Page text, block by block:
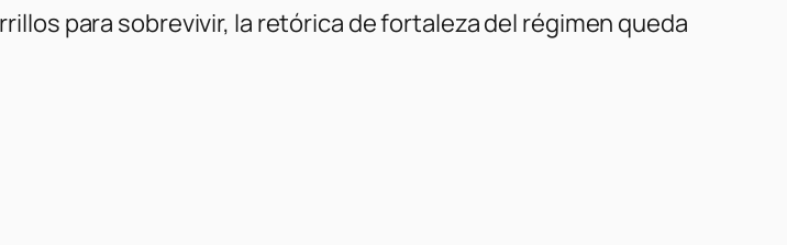
para sobrevivir, la retórica de fortaleza del régimen queda